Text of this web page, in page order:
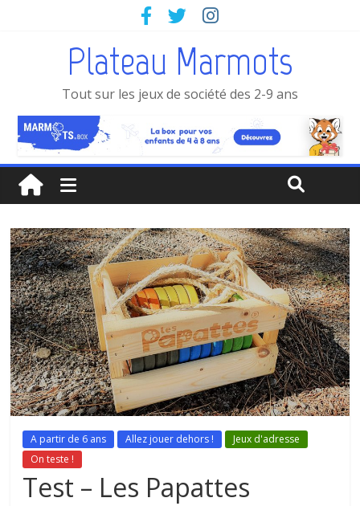
Plateau Marmots
Tout sur les jeux de société des 2-9 ans
A partir de 6 ans Allez jouer dehors !
Jeux d'adresse
On teste !
Test – Les Papattes